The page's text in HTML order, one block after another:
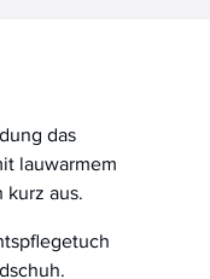
das
lauwarmem
kurz aus.